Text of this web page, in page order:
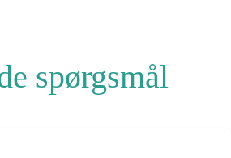
spørgsmål